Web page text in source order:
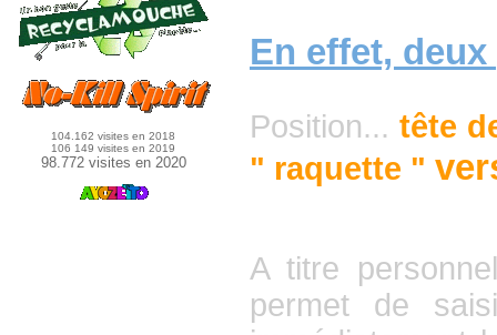
104.162 visites en 2018
106 149 visites en 2019
98.772 visites en 2020
En effet,
Position... tête
" raquette "
A titre
permet de